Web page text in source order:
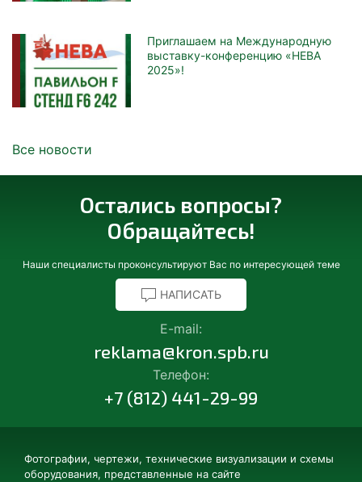
Приглашаем на Международную
выставку-конференцию «НЕВА
2025»!
Все новости
Остались вопросы?
Обращайтесь!
Наши специалисты проконсультируют Вас по интересующей теме
НАПИСАТЬ
E-mail:
reklama@kron.spb.ru
Телефон:
+7 (812) 441-29-99
Фотографии, чертежи, технические визуализации и схемы
оборудования, представленные на сайте